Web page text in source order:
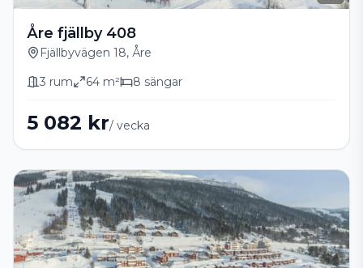
Åre fjällby 408
Fjällbyvägen 18, Åre
3 rum 64 m² 8 sängar
5 082 kr/ vecka